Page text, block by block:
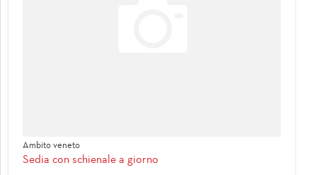
Ambito veneto
Sedia con schienale a giorno